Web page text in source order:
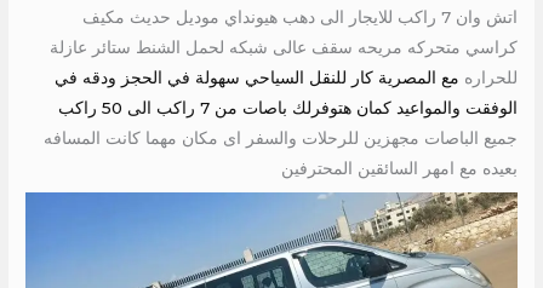
اتش وان 7 راكب للايجار الى دهب هيونداي موديل حديث مكيف
كراسي متحركه مريحه سقف عالى شبكه لحمل الشنط ستائر عازلة
للحراره مع المصرية كار للنقل السياحي سهولة في الحجز ودقه في
الوفقت والمواعيد كمان هتوفرلك باصات من 7 راكب الى 50 راكب
جميع الباصات مجهزين للرحلات والسفر اى مكان مهما كانت المسافه
بعيده مع امهر السائقين المحترفين